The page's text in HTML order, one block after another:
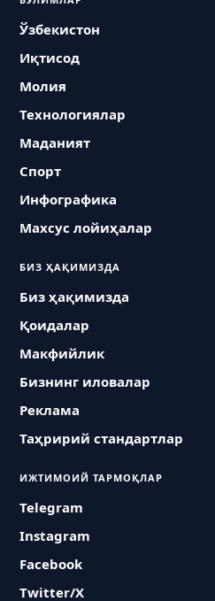
Ўзбекистон
Иқтисод
Молия
Технологиялар
Маданият
Спорт
Инфографика
Махсус лойиҳалар
БИЗ ҲАҚИМИЗДА
Биз ҳақимизда
Қоидалар
Макфийлик
Бизнинг иловалар
Реклама
Таҳририй стандартлар
ИЖТИМОИЙ ТАРМОҚЛАР
Telegram
Instagram
Facebook
Twitter/X